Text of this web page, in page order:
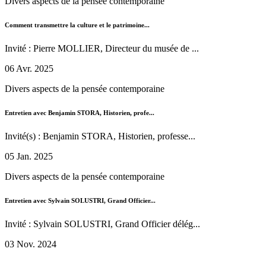
Comment transmettre la culture et le patrimoine...
Invité : Pierre MOLLIER, Directeur du musée de ...
06 Avr. 2025
Divers aspects de la pensée contemporaine
Entretien avec Benjamin STORA, Historien, profe...
Invité(s) : Benjamin STORA, Historien, professe...
05 Jan. 2025
Divers aspects de la pensée contemporaine
Entretien avec Sylvain SOLUSTRI, Grand Officier...
Invité : Sylvain SOLUSTRI, Grand Officier délég...
03 Nov. 2024